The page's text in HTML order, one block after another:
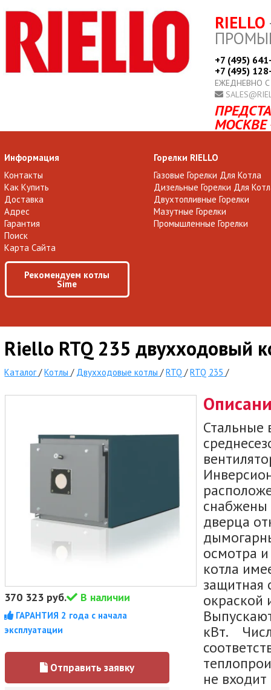
RIELLO
+7 (495)
+7 (495)
ЕЖЕДНЕВНО
МОСКВЕ
Информация
Контакты
Как Купить
Доставка
Адрес
Гарантия
Поиск
Карта Сайта
Рекомендуем котлы
Sime
Горелки RIELLO
Газовые Горелки Для Котла
Дизельные Горелки Для
Двухтопливные Горелки
Мазутные Горелки
Промышленные Горелки
Riello RTQ 235 двухходовый
Каталог /Котлы / Двухходовые котлы /RTQ /RTQ 235 /
370 323 руб. В наличии
ГАРАНТИЯ 2 года с начала
эксплуатации
Отправить заявку
Стальные
снабжены
дверца
осмотра
котла
защитная
окраской
кВт.
не